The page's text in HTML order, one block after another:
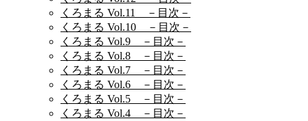
くろまる Vol.11 －目次－
くろまる Vol.10 －目次－
くろまる Vol.9 －目次－
くろまる Vol.8 －目次－
くろまる Vol.7 －目次－
くろまる Vol.6 －目次－
くろまる Vol.5 －目次－
くろまる Vol.4 －目次－